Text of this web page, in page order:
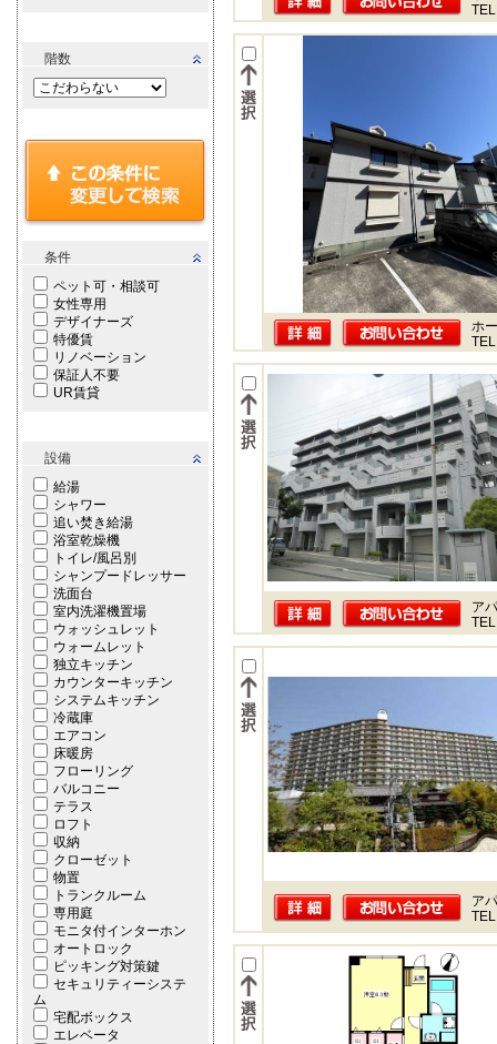
階数
条件
ペット可・相談可
女性専用
デザイナーズ
特優賃
リノベーション
保証人不要
UR賃貸
設備
給湯
シャワー
追い焚き給湯
浴室乾燥機
トイレ/風呂別
シャンプードレッサー
洗面台
室内洗濯機置場
ウォッシュレット
ウォームレット
独立キッチン
カウンターキッチン
システムキッチン
冷蔵庫
エアコン
床暖房
フローリング
バルコニー
テラス
ロフト
収納
クローゼット
物置
トランクルーム
専用庭
モニタ付インターホン
オートロック
ピッキング対策鍵
セキュリティーシステ
ム
宅配ボックス
エレベータ
ホ
ア
ア